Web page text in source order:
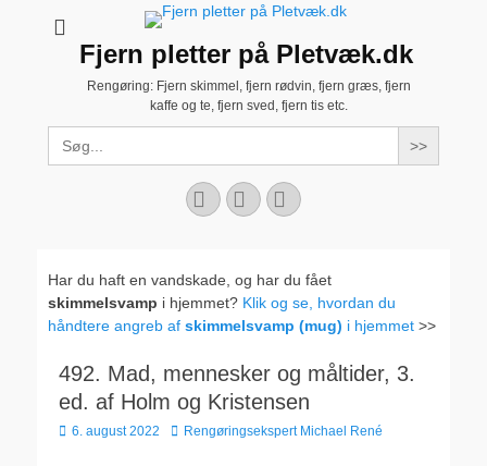
Fjern pletter på Pletvæk.dk
Rengøring: Fjern skimmel, fjern rødvin, fjern græs, fjern
kaffe og te, fjern sved, fjern tis etc.
Search
for:
Facebook
YouTubeInstagram
Har du haft en vandskade, og har du fået
skimmelsvamp i hjemmet? Klik og se, hvordan du
håndtere angreb af skimmelsvamp (mug) i hjemmet >>
492. Mad, mennesker og måltider, 3.
ed. af Holm og Kristensen
Udgivet
6. august 2022 Forfatter
Rengøringsekspert Michael René